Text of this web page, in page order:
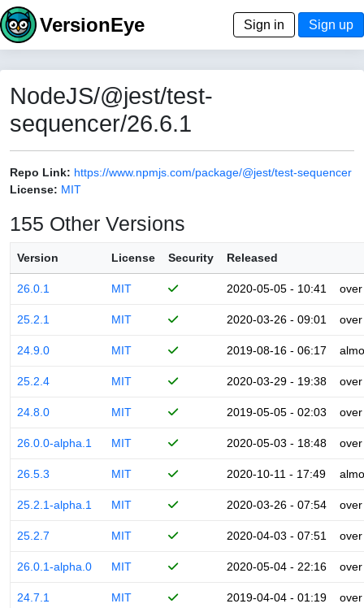
VersionEye Sign in Sign up
NodeJS/@jest/test-
sequencer/26.6.1
Repo Link: https://www.npmjs.com/package/@jest/test-sequencer
License: MIT
155 Other Versions
Version License Security Released
26.0.1 MIT 2020-05-05 - 10:41
25.2.1 MIT 2020-03-26 - 09:01
24.9.0 MIT 2019-08-16 - 06:17
25.2.4 MIT 2020-03-29 - 19:38
24.8.0 MIT 2019-05-05 - 02:03
26.0.0-alpha.1 MIT 2020-05-03 - 18:48
26.5.3 MIT 2020-10-11 - 17:49
25.2.1-alpha.1 MIT 2020-03-26 - 07:54
25.2.7 MIT 2020-04-03 - 07:51
26.0.1-alpha.0 MIT 2020-05-04 - 22:16
24.7.1 MIT 2019-04-04 - 01:19